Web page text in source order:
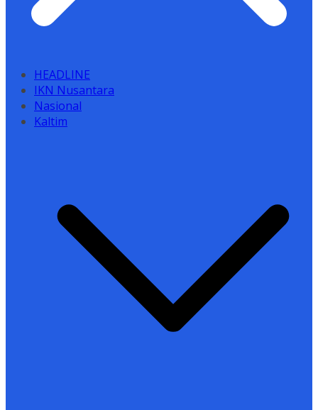
HEADLINE
IKN Nusantara
Nasional
Kaltim